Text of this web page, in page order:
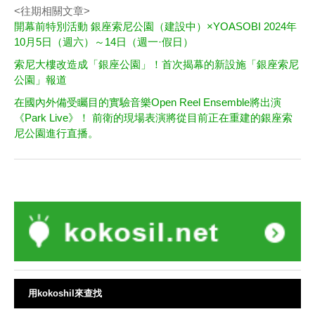
<往期相關文章>
開幕前特別活動 銀座索尼公園（建設中）×YOASOBI 2024年
10月5日（週六）～14日（週一·假日）
索尼大樓改造成「銀座公園」！首次揭幕的新設施「銀座索尼
公園」報道
在國內外備受矚目的實驗音樂Open Reel Ensemble將出演
《Park Live》！ 前衛的現場表演將從目前正在重建的銀座索
尼公園進行直播。
用kokoshil來查找